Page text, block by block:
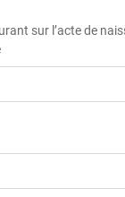
sur l’acte de